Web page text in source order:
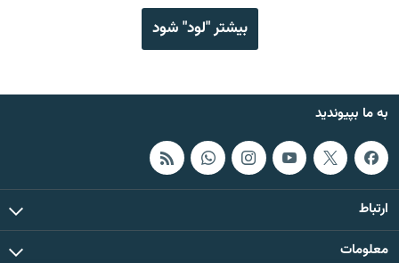
بیشتر "لود" شود
به ما بپیوندید
ارتباط
معلومات